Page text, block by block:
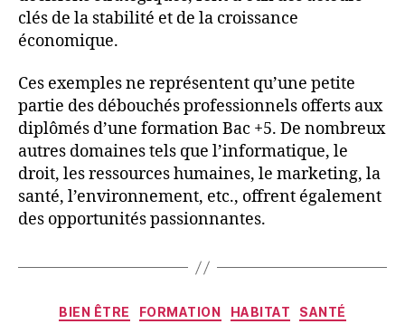
clés de la stabilité et de la croissance
économique.
Ces exemples ne représentent qu’une petite
partie des débouchés professionnels offerts aux
diplômés d’une formation Bac +5. De nombreux
autres domaines tels que l’informatique, le
droit, les ressources humaines, le marketing, la
santé, l’environnement, etc., offrent également
des opportunités passionnantes.
BIEN ÊTRE FORMATION HABITAT SANTÉ